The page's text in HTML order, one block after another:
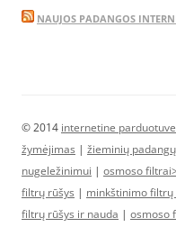
NAUJOS PADANGOS
© 2014 internetine parduotuve
žymėjimas | žieminių
nugeležinimui | osmoso
filtrų rūšys | minkštinimo filtrų
filtrų rūšys ir nauda | osmoso